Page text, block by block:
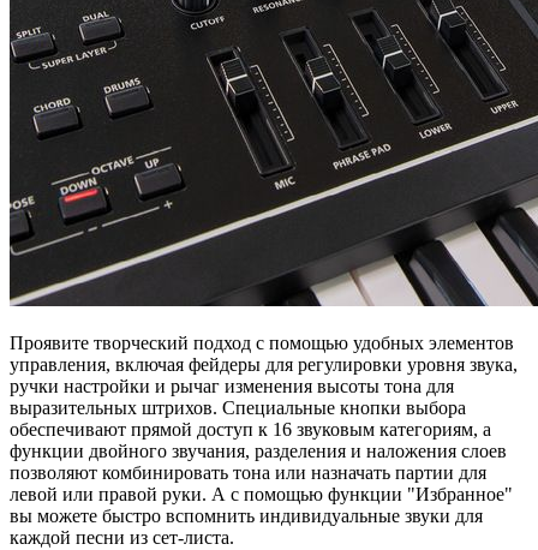
Проявите творческий подход с помощью удобных элементов
управления, включая фейдеры для регулировки уровня звука,
ручки настройки и рычаг изменения высоты тона для
выразительных штрихов. Специальные кнопки выбора
обеспечивают прямой доступ к 16 звуковым категориям, а
функции двойного звучания, разделения и наложения слоев
позволяют комбинировать тона или назначать партии для
левой или правой руки. А с помощью функции "Избранное"
вы можете быстро вспомнить индивидуальные звуки для
каждой песни из сет-листа.